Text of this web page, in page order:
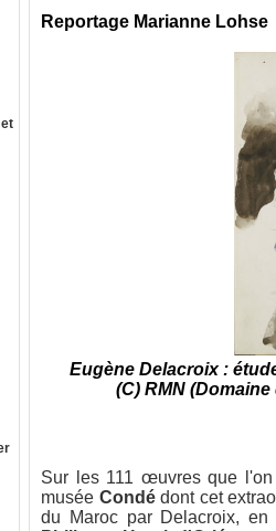
Reportage Marianne Lohse
Eugène Delacroix :
(C) RMN
Sur les 111 œuvres que
musée Condédont cet
du Maroc par Delacroix,